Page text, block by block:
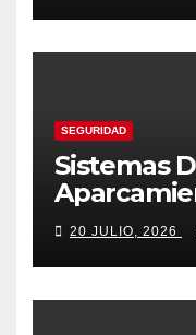
SEGURIDAD
Sistemas
20 JULIO, 2026